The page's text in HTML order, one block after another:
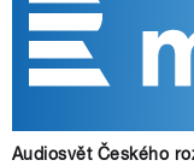
Audiosvět Českého